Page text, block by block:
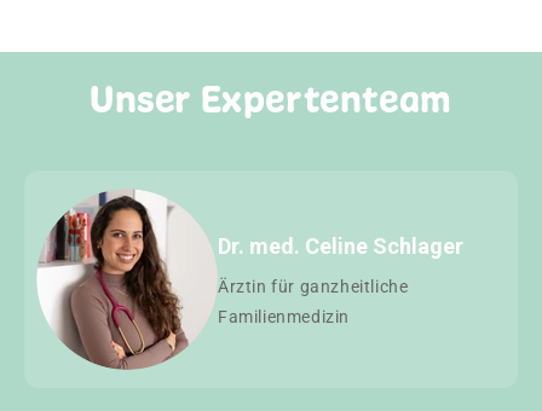
Unser Expertenteam
Dr. med. Celine Schlager
Ärztin für ganzheitliche
Familienmedizin